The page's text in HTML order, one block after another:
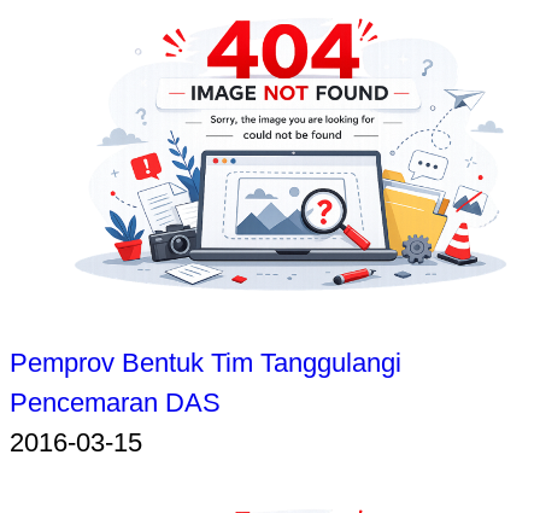
Pemprov Bentuk Tim Tanggulangi
Pencemaran DAS
2016-03-15